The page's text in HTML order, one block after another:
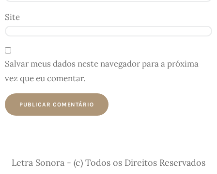
Site
Salvar meus dados neste navegador para a próxima
vez que eu comentar.
Letra Sonora - (c) Todos os Direitos Reservados